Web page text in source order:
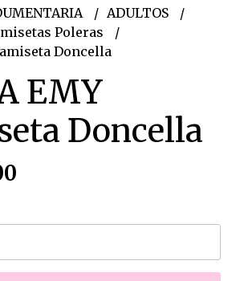
ADULTOS
Poleras
Doncella
EMY
Doncella